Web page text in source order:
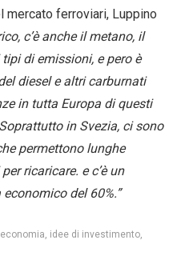
ferroviari, Luppino
c’è anche il metano, il
di emissioni, e pero è
diesel e altri carburnati
in tutta Europa di questi
in Svezia, ci sono
permettono lunghe
ricaricare. e c’è un
del 60%.”
economia idee di investimento